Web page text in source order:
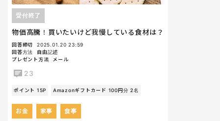
物価高騰！買いたいけど我慢している食材は？
受付終了
回答締切
2025.01.20 23:59
回答方法
自由記述
プレゼント方法
メール
23
ポイント 15P Amazonギフトカード 100円分 2名
お金 家事 食事